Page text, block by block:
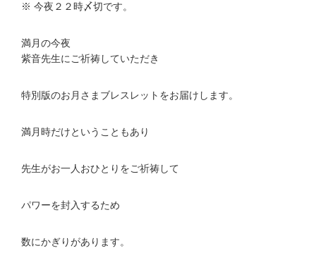
※ 今夜２２時〆切です。
満月の今夜
紫音先生にご祈祷していただき
特別版のお月さまブレスレットをお届けします。
満月時だけということもあり
先生がお一人おひとりをご祈祷して
パワーを封入するため
数にかぎりがあります。